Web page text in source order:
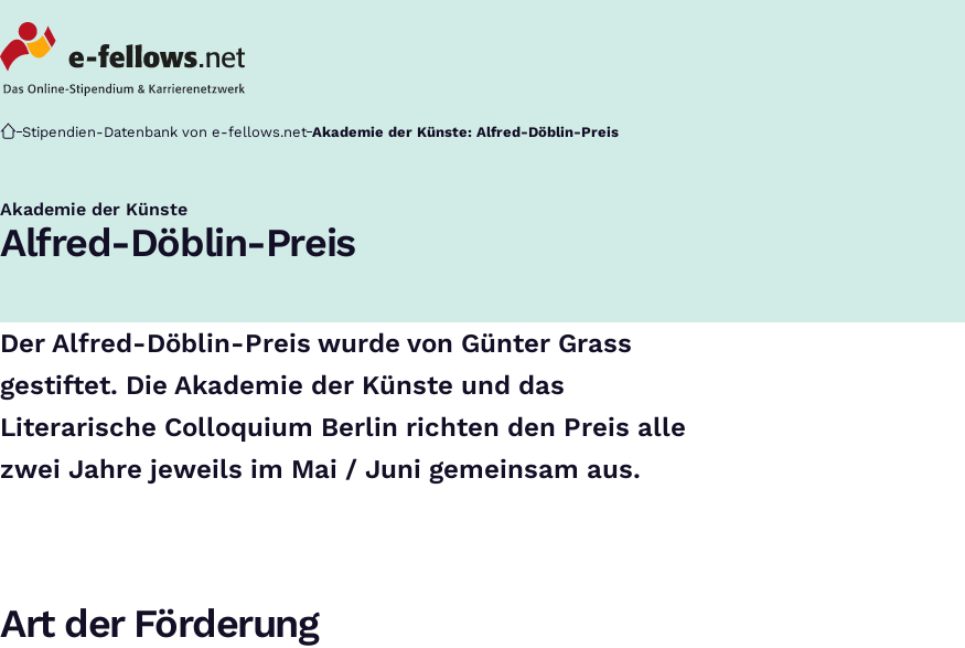
Startseite
Stipendien-Datenbank von e-fellows.net Akademie der Künste: Alfred-Döblin-Preis
Akademie der Künste
:
Alfred-Döblin-Preis
Der Alfred-Döblin-Preis wurde von Günter Grass
gestiftet. Die Akademie der Künste und das
Literarische Colloquium Berlin richten den Preis alle
zwei Jahre jeweils im Mai / Juni gemeinsam aus.
Art der Förderung